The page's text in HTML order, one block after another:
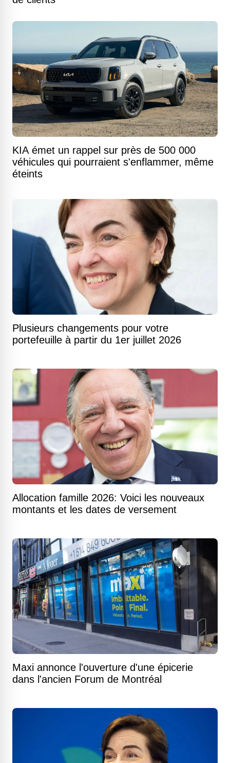
KIA émet un rappel sur près de 500 000
véhicules qui pourraient s'enflammer, même
éteints
Plusieurs changements pour votre
portefeuille à partir du 1er juillet 2026
Allocation famille 2026: Voici les nouveaux
montants et les dates de versement
Maxi annonce l'ouverture d'une épicerie
dans l'ancien Forum de Montréal